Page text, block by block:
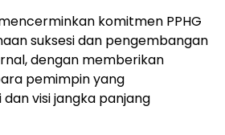
komitmen PPHG
suksesi dan pengembangan
dengan memberikan
pemimpin yang
visi jangka panjang